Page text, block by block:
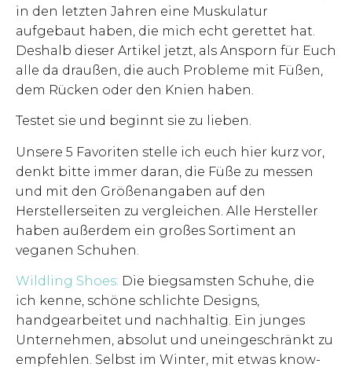
in den letzten Jahren eine Muskulatur
aufgebaut haben, die mich echt gerettet hat.
Deshalb dieser Artikel jetzt, als Ansporn für Euch
alle da draußen, die auch Probleme mit Füßen,
dem Rücken oder den Knien haben.
Testet sie und beginnt sie zu lieben.
Unsere 5 Favoriten stelle ich euch hier kurz vor,
denkt bitte immer daran, die Füße zu messen
und mit den Größenangaben auf den
Herstellerseiten zu vergleichen. Alle Hersteller
haben außerdem ein großes Sortiment an
veganen Schuhen.
Wildling Shoes: Die biegsamsten Schuhe, die
ich kenne, schöne schlichte Designs,
handgearbeitet und nachhaltig. Ein junges
Unternehmen, absolut und uneingeschränkt zu
empfehlen. Selbst im Winter, mit etwas know-